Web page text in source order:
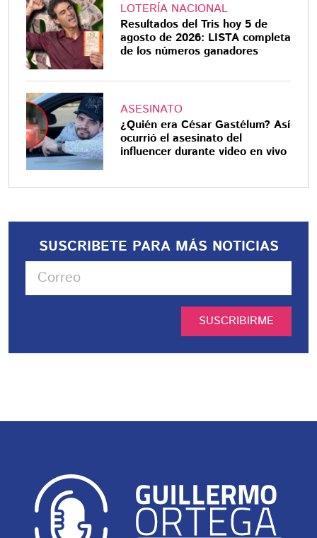
LOTERÍA NACIONAL
Resultados del Tris hoy 5 de
agosto de 2026: LISTA completa
de los números ganadores
ASESINATO
¿Quién era César Gastélum? Así
ocurrió el asesinato del
influencer durante video en vivo
SUSCRIBETE PARA MÁS NOTICIAS
SUSCRIBIRME